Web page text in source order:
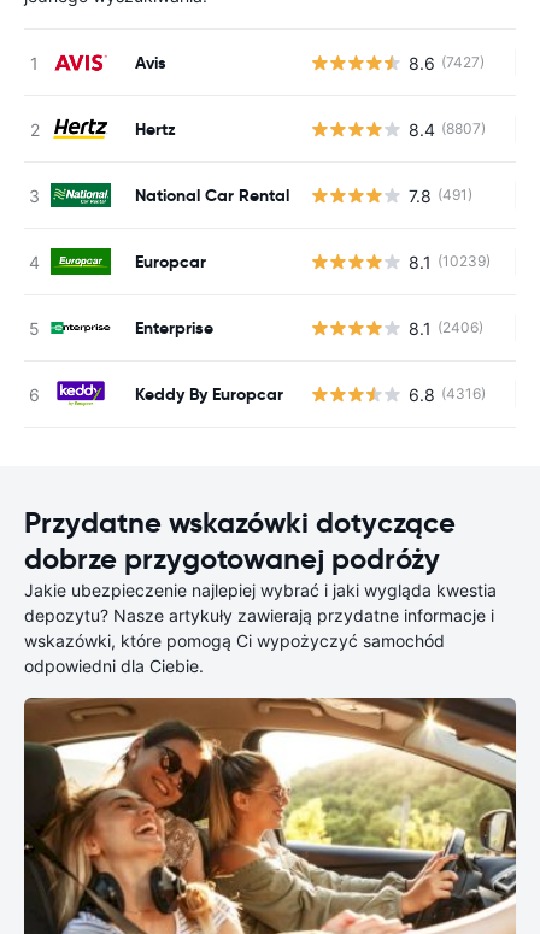
Avis 8.6 (7427)
Hertz 8.4 (8807)
National Car Rental 7.8 (491)
Europcar 8.1 (10239)
Enterprise 8.1 (2406)
Keddy By Europcar 6.8 (4316)
Przydatne wskazówki dotyczące
dobrze przygotowanej podróży
Jakie ubezpieczenie najlepiej wybrać i jaki wygląda kwestia
depozytu? Nasze artykuły zawierają przydatne informacje i
wskazówki, które pomogą Ci wypożyczyć samochód
odpowiedni dla Ciebie.